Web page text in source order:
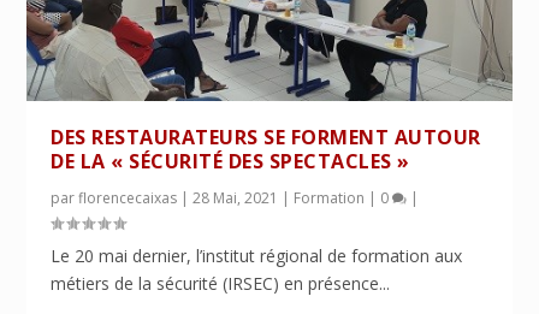
DES RESTAURATEURS SE FORMENT AUTOUR
DE LA « SÉCURITÉ DES SPECTACLES »
parflorencecaixas |28 Mai, 2021 | Formation | 0 |
Le 20 mai dernier, l’institut régional de formation aux
métiers de la sécurité (IRSEC) en présence...